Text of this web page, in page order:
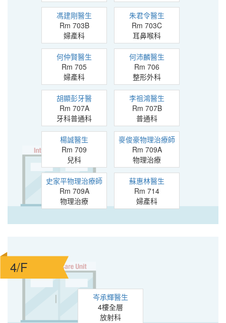
馮建剛醫生
Rm 703B
婦產科
朱君令醫生
Rm 703C
耳鼻喉科
何仲賢醫生
Rm 705
婦產科
何沛麟醫生
Rm 706
整形外科
胡顯彭牙醫
Rm 707A
牙科普通科
李祖鴻醫生
Rm 707B
普通科
楊誠醫生
Rm 709
兒科
麥俊豪物理治療師
Rm 709A
物理治療
史家平物理治療師
Rm 709A
物理治療
蘇惠林醫生
Rm 714
婦產科
4/F
岑承輝醫生
4樓全層
放射科